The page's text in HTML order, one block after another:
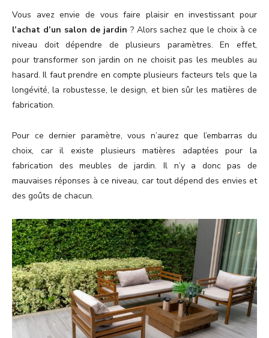
Vous avez envie de vous faire plaisir en investissant pour
l’achat d’un salon de jardin ? Alors sachez que le choix à ce
niveau doit dépendre de plusieurs paramètres. En effet,
pour transformer son jardin on ne choisit pas les meubles au
hasard. Il faut prendre en compte plusieurs facteurs tels que la
longévité, la robustesse, le design, et bien sûr les matières de
fabrication.
Pour ce dernier paramètre, vous n’aurez que l’embarras du
choix, car il existe plusieurs matières adaptées pour la
fabrication des meubles de jardin. Il n’y a donc pas de
mauvaises réponses à ce niveau, car tout dépend des envies et
des goûts de chacun.